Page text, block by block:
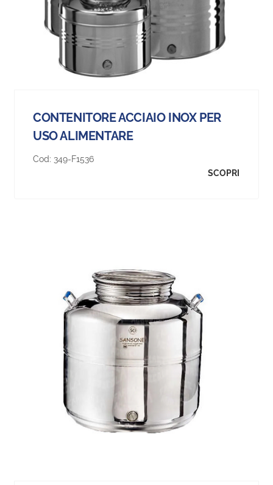
CONTENITORE ACCIAIO INOX PER
USO ALIMENTARE
Cod: 349-F1536
SCOPRI